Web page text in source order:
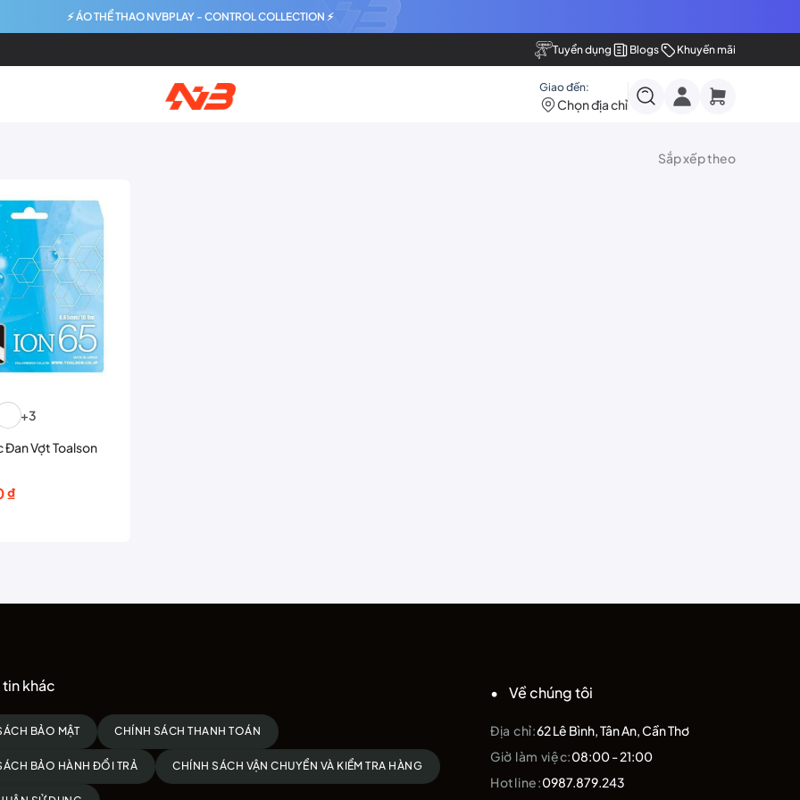
Tuyển dụng Blogs Khuyến mãi
Giao đến:
Chọn địa chỉ
⚡ ÁO THỂ THAO NVBPLAY - CONTROL COLLECTION ⚡
Sắp xếp theo
+3
Đan Vợt Toalson
₫
khác
BẢO MẬT CHÍNH SÁCH THANH TOÁN
BẢO HÀNH ĐỔI TRẢ CHÍNH SÁCH VẬN CHUYỂN VÀ KIỂM TRA HÀNG
Về chúng tôi
Địa chỉ:62 Lê Bình, Tân An, Cần Thơ
Giờ làm việc:08:00 - 21:00
Hotline:0987.879.243